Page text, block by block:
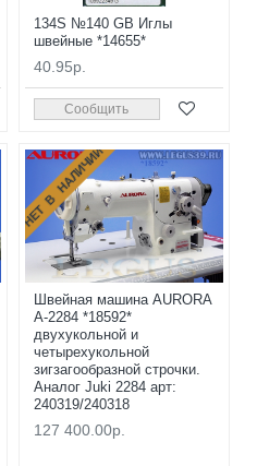
134S №140 GB Иглы
швейные *14655*
40.95р.
Сообщить
НЕТ В НАЛИЧИИ
Швейная машина AURORA
A-2284 *18592*
двухукольной и
четырехукольной
зигзагообразной строчки.
Аналог Juki 2284 арт:
240319/240318
127 400.00р.